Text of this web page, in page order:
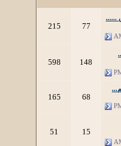
......
77
215
148
598
68
165
15
51